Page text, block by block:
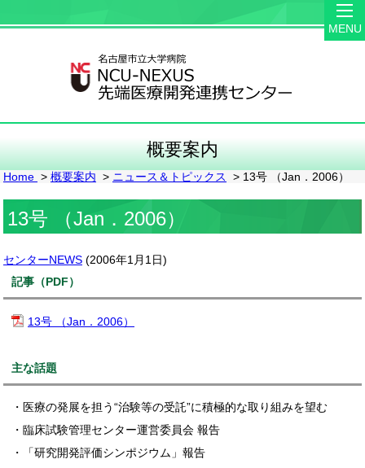
MENU
概要案内
Home > 概要案内 > ニュース＆トピックス > 13号 （Jan．2006）
13号 （Jan．2006）
センターNEWS (2006年1月1日)
記事（PDF）
13号 （Jan．2006）
主な話題
・医療の発展を担う“治験等の受託”に積極的な取り組みを望む
・臨床試験管理センター運営委員会 報告
・「研究開発評価シンポジウム」報告